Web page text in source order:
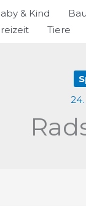
& Kind
Tiere